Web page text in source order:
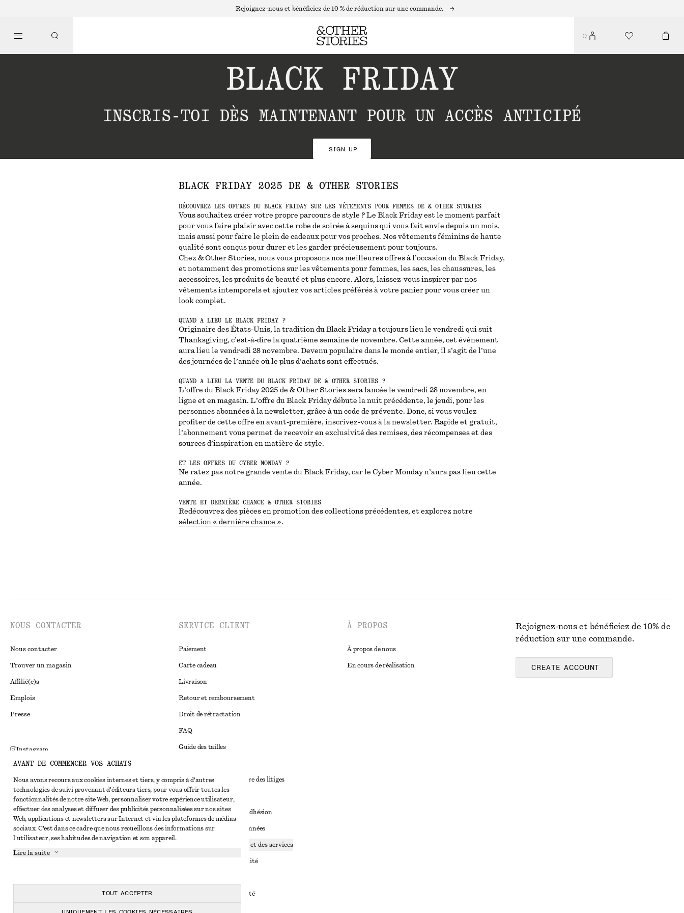
Rejoignez-nous et bénéficiez de 10 % de réduction sur une commande.
BLACK FRIDAY
INSCRIS-TOI DÈS MAINTENANT POUR UN ACCÈS ANTICIPÉ
SIGN UP
BLACK FRIDAY 2025 DE & OTHER STORIES
DÉCOUVREZ LES OFFRES DU BLACK FRIDAY SUR LES VÊTEMENTS POUR FEMMES DE & OTHER STORIES
Vous souhaitez créer votre propre parcours de style ? Le Black Friday est le moment parfait
pour vous faire plaisir avec cette robe de soirée à sequins qui vous fait envie depuis un mois,
mais aussi pour faire le plein de cadeaux pour vos proches. Nos vêtements féminins de haute
qualité sont conçus pour durer et les garder précieusement pour toujours.
Chez & Other Stories, nous vous proposons nos meilleures offres à l’occasion du Black Friday,
et notamment des promotions sur les vêtements pour femmes, les sacs, les chaussures, les
accessoires, les produits de beauté et plus encore. Alors, laissez-vous inspirer par nos
vêtements intemporels et ajoutez vos articles préférés à votre panier pour vous créer un
look complet.
QUAND A LIEU LE BLACK FRIDAY ?
Originaire des États-Unis, la tradition du Black Friday a toujours lieu le vendredi qui suit
Thanksgiving, c’est-à-dire la quatrième semaine de novembre. Cette année, cet évènement
aura lieu le vendredi 28 novembre. Devenu populaire dans le monde entier, il s’agit de l’une
des journées de l’année où le plus d’achats sont effectués.
QUAND A LIEU LA VENTE DU BLACK FRIDAY DE & OTHER STORIES ?
L’offre du Black Friday 2025 de & Other Stories sera lancée le vendredi 28 novembre, en
ligne et en magasin. L’offre du Black Friday débute la nuit précédente, le jeudi, pour les
personnes abonnées à la newsletter, grâce à un code de prévente. Donc, si vous voulez
profiter de cette offre en avant-première, inscrivez-vous à la newsletter. Rapide et gratuit,
l’abonnement vous permet de recevoir en exclusivité des remises, des récompenses et des
sources d’inspiration en matière de style.
ET LES OFFRES DU CYBER MONDAY ?
Ne ratez pas notre grande vente du Black Friday, car le Cyber Monday n’aura pas lieu cette
année.
VENTE ET DERNIÈRE CHANCE & OTHER STORIES
Redécouvrez des pièces en promotion des collections précédentes, et explorez notre
sélection « dernière chance ».
NOUS CONTACTER
Nous contacter
Trouver un magasin
Affilié(e)s
Emplois
Presse
Instagram
Pinterest
Facebook
Youtube
TikTok
SERVICE CLIENT
Paiement
Carte cadeau
Livraison
Retour et remboursement
Droit de rétractation
FAQ
Guide des tailles
Règlement extrajudiciaire des litiges
Conditions générales
Conditions générales d’adhésion
Cookies et partage de données
Paramètres des cookies et des services
Politique de confidentialité
Déclaration d'accessibilité
À PROPOS
À propos de nous
En cours de réalisation
Rejoignez-nous et bénéficiez de 10% de
réduction sur une commande.
CREATE ACCOUNT
AVANT DE COMMENCER VOS ACHATS
Nous avons recours aux cookies internes et tiers, y compris à d'autres
technologies de suivi provenant d'éditeurs tiers, pour vous offrir toutes les
fonctionnalités de notre site Web, personnaliser votre expérience utilisateur,
effectuer des analyses et diffuser des publicités personnalisées sur nos sites
Web, applications et newsletters sur Internet et via les plateformes de médias
sociaux. C'est dans ce cadre que nous recueillons des informations sur
l'utilisateur, ses habitudes de navigation et son appareil.
Lire la suite
TOUT ACCEPTER